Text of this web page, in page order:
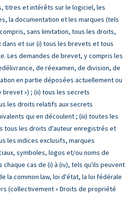
titres et intérêts sur le logiciel, les
la documentation et les marques (tels
sans limitation, tous les droits,
et sur (i) tous les brevets et tous
Les demandes de brevet, y compris les
de réexamen, de division, de
en partie déposées actuellement ou
») ; (ii) tous les secrets
les droits relatifs aux secrets
qui en découlent ; (iii) toutes les
tous les droits d'auteur enregistrés et
les indices exclusifs, marques
symboles, logos et/ou noms de
chaque cas de (i) à (iv), tels qu'ils peuvent
la common law, loi d'état, la loi fédérale
(collectivement « Droits de propriété